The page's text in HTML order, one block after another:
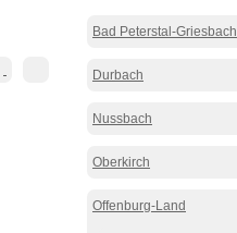
Bad Peterstal-Griesbach
Durbach
Nussbach
Oberkirch
Offenburg-Land